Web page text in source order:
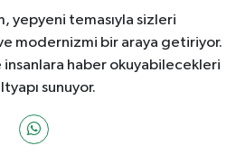
yepyeni temasıyla sizleri
modernizmi bir araya getiriyor.
insanlara haber okuyabilecekleri
sunuyor.